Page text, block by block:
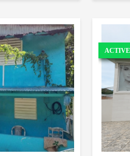
ACTIVE